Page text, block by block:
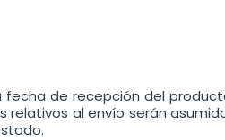
de recepción del
al envío serán